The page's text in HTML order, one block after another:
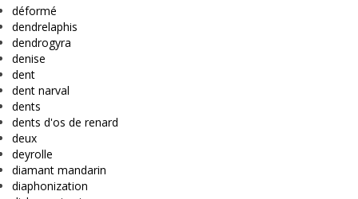
déformé
dendrelaphis
dendrogyra
denise
dent
dent narval
dents
dents d'os de renard
deux
deyrolle
diamant mandarin
diaphonization